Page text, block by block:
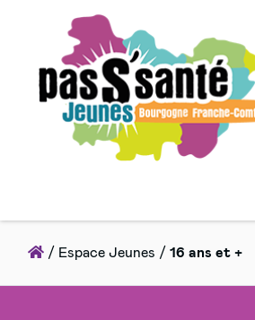
Accueil
/ Espace Jeunes / 16 ans et +